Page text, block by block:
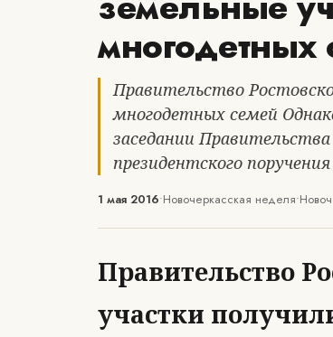
многодетных
Правительство
многодетных семей
заседании
президентского
1 мая 2016•Новочеркасская неделя•
Правительство
участки